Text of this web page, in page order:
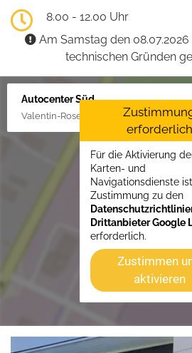
8.00 - 12.00 Uhr
Am Samstag den
technischen Gründen
Autocenter Süd
Valentin-Rose-Str. 3, 16816 Neuruppin
erforderlich
Für die Aktivierung
Karten- und
Navigationsdienste
Zustimmung zu den
Drittanbieter Google
erforderlich.
Zustimmen
aktivieren